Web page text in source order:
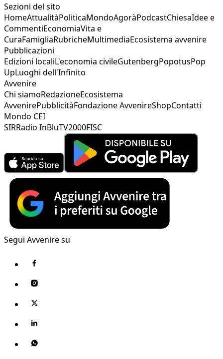
Sezioni del sito
HomeAttualitàPoliticaMondoAgoràPodcastChiesaIdee e
CommentiEconomiaVita e
CuraFamigliaRubricheMultimediaEcosistema avvenire
Pubblicazioni
Edizioni localiL'economia civileGutenbergPopotusPop
UpLuoghi dell'Infinito
Avvenire
Chi siamoRedazioneEcosistema
AvvenirePubblicitàFondazione AvvenireShopContatti
Mondo CEI
SIRRadio InBluTV2000FISC
Segui Avvenire su